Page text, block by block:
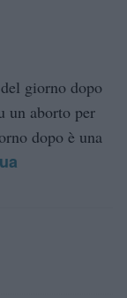
giorno dopo
un aborto per
dopo è una